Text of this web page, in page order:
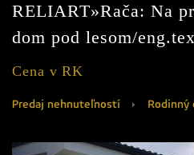
RELIART»Rača: Na
dom pod lesom/
Cena v RK
Predaj nehnuteľností Rodinný